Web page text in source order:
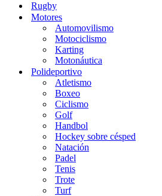
Rugby
Motores
Automovilismo
Motociclismo
Karting
Motonáutica
Polideportivo
Atletismo
Boxeo
Ciclismo
Golf
Handbol
Hockey sobre césped
Natación
Padel
Tenis
Trote
Turf